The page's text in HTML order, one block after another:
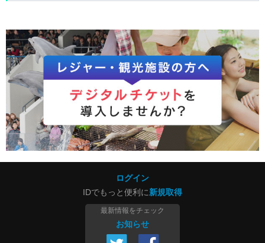
ログイン
IDでもっと便利に新規取得
最新情報をチェック
お知らせ